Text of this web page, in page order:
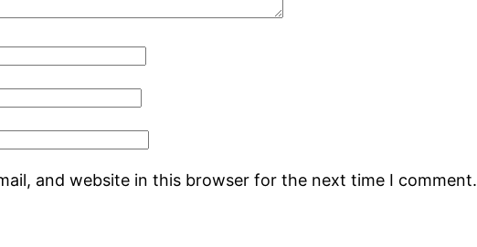
and website in this browser for the next time I comment.